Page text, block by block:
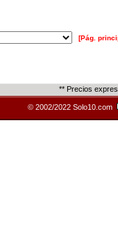
[Pág.
** Precios
© 2002/2022 Solo10.com